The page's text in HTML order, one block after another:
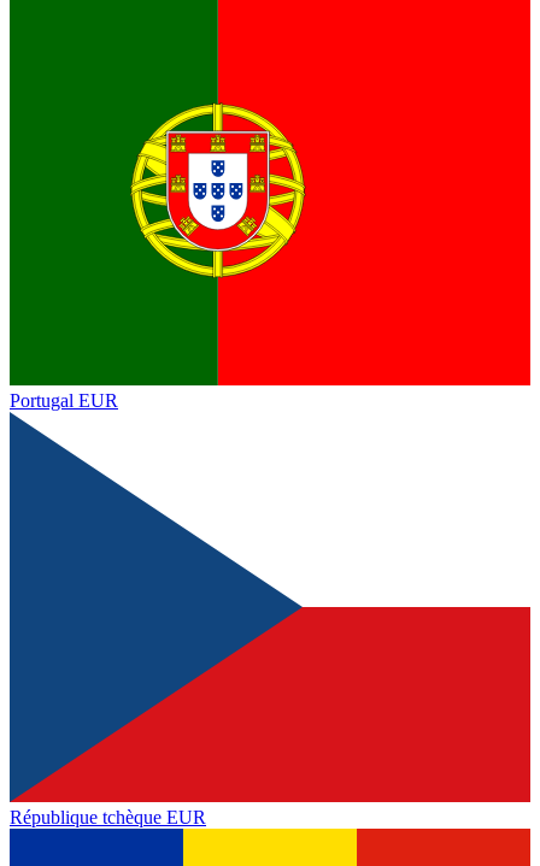
Portugal EUR
République tchèque EUR